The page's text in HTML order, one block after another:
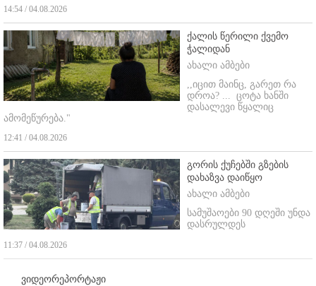
14:54 / 04.08.2026
ქალის წერილი ქვემო
ჭალიდან
ახალი ამბები
,,იცით მაინც, გარეთ რა
დროა? ... ცოტა ხანში
დასალევი წყალიც
ამომეწურება."
12:41 / 04.08.2026
გორის ქუჩებში გზების
დახაზვა დაიწყო
ახალი ამბები
სამუშაოები 90 დღეში უნდა
დასრულდეს
11:37 / 04.08.2026
ვიდეორეპორტაჟი